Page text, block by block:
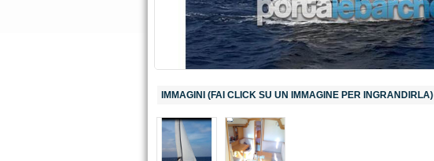
IMMAGINI (FAI CLICK SU UN IMMAGINE PER INGRANDIRLA)